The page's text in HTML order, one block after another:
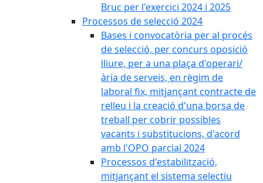
Bruc per l'exercici 2024 i 2025
Processos de selecció 2024
Bases i convocatòria per al procés
de selecció, per concurs oposició
lliure, per a una plaça d'operari/
ària de serveis, en règim de
laboral fix, mitjançant contracte de
relleu i la creació d'una borsa de
treball per cobrir possibles
vacants i substitucions, d'acord
amb l'OPO parcial 2024
Processos d'estabilització,
mitjançant el sistema selectiu